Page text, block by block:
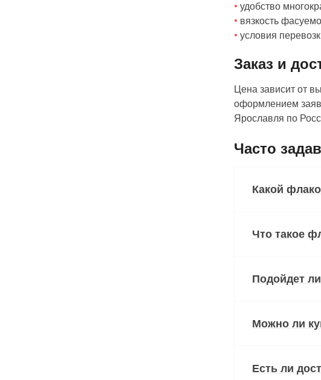
удобство
вязкость
условия
Заказ и
Цена зависит от
оформлением
Ярославля по
Часто
Какой
Что такое
Подойдет
Можно ли
Есть ли